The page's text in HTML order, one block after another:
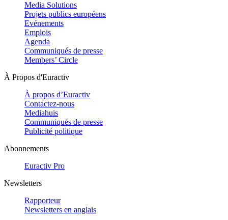
Media Solutions
Projets publics européens
Evénements
Emplois
Agenda
Communiqués de presse
Members’ Circle
À Propos d'Euractiv
À propos d’Euractiv
Contactez-nous
Mediahuis
Communiqués de presse
Publicité politique
Abonnements
Euractiv Pro
Newsletters
Rapporteur
Newsletters en anglais